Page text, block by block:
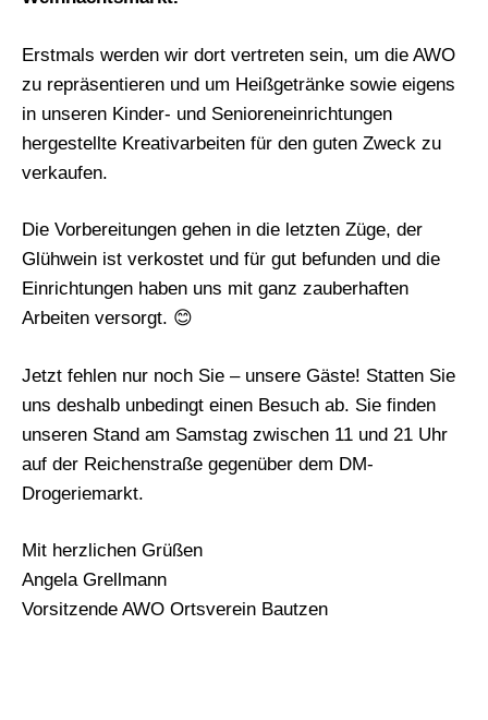
Erstmals werden wir dort vertreten sein, um die AWO
zu repräsentieren und um Heißgetränke sowie eigens
in unseren Kinder- und Senioreneinrichtungen
hergestellte Kreativarbeiten für den guten Zweck zu
verkaufen.
Die Vorbereitungen gehen in die letzten Züge, der
Glühwein ist verkostet und für gut befunden und die
Einrichtungen haben uns mit ganz zauberhaften
Arbeiten versorgt. 😊
Jetzt fehlen nur noch Sie – unsere Gäste! Statten Sie
uns deshalb unbedingt einen Besuch ab. Sie finden
unseren Stand am Samstag zwischen 11 und 21 Uhr
auf der Reichenstraße gegenüber dem DM-
Drogeriemarkt.
Mit herzlichen Grüßen
Angela Grellmann
Vorsitzende AWO Ortsverein Bautzen